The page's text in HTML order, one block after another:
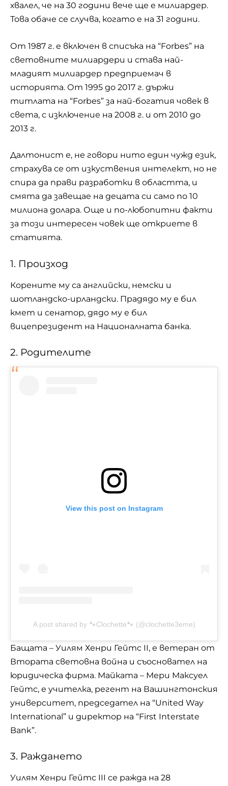
хвалел, че на 30 години вече ще е милиардер.
Това обаче се случва, когато е на 31 години.
От 1987 г. е включен в списъка на “Forbes” на
световните милиардери и става най-
младият милиардер предприемач в
историята. От 1995 до 2017 г. държи
титлата на “Forbes” за най-богатия човек в
света, с изключение на 2008 г. и от 2010 до
2013 г.
Далтонист е, не говори нито един чужд език,
страхува се от изкуствения интелект, но не
спира да прави разработки в областта, и
смята да завещае на децата си само по 10
милиона долара. Още и по-любопитни факти
за този интересен човек ще откриете в
статията.
1. Произход
Корените му са английски, немски и
шотландско-ирландски. Прадядо му е бил
кмет и сенатор, дядо му е бил
вицепрезидент на Националната банка.
2. Родителите
View this post on Instagram
A post shared by 🐾Clochette🐾 (@clochette3eme)
Бащата – Уилям Хенри Гейтс II, е ветеран от
Втората световна война и съосновател на
юридическа фирма. Майката – Мери Максуел
Гейтс, е учителка, регент на Вашингтонския
университет, председател на “United Way
International” и директор на “First Interstate
Bank”.
3. Раждането
Уилям Хенри Гейтс III се ражда на 28